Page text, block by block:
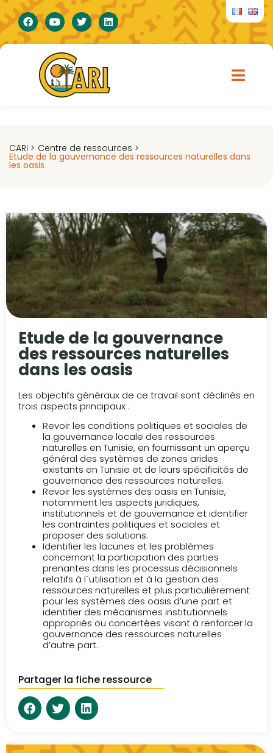
CARI > Centre de ressources >
Etude de la gouvernance des ressources naturelles dans
les oasis
Etude de la gouvernance
des ressources naturelles
dans les oasis
Les objectifs généraux de ce travail sont déclinés en
trois aspects principaux :
Revoir les conditions politiques et sociales de
la gouvernance locale des ressources
naturelles en Tunisie, en fournissant un aperçu
général des systèmes de zones arides
existants en Tunisie et de leurs spécificités de
gouvernance des ressources naturelles.
Revoir les systèmes des oasis en Tunisie,
notamment les aspects juridiques,
institutionnels et de gouvernance et identifier
les contraintes politiques et sociales et
proposer des solutions.
Identifier les lacunes et les problèmes
concernant la participation des parties
prenantes dans les processus décisionnels
relatifs à l´utilisation et à la gestion des
ressources naturelles et plus particulièrement
pour les systèmes des oasis d’une part et
identifier des mécanismes institutionnels
appropriés ou concertées visant à renforcer la
gouvernance des ressources naturelles
d’autre part.
Partager la fiche ressource